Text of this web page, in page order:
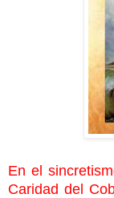
En el
Caridad del